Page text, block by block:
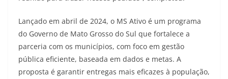
Lançado em abril de 2024, o MS Ativo é um programa
do Governo de Mato Grosso do Sul que fortalece a
parceria com os municípios, com foco em gestão
pública eficiente, baseada em dados e metas. A
proposta é garantir entregas mais eficazes à população,